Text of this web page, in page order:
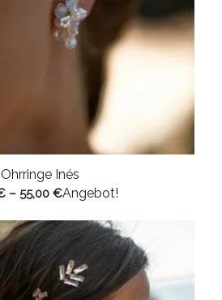
Ohrringe Inés
– 55,00 €Angebot!